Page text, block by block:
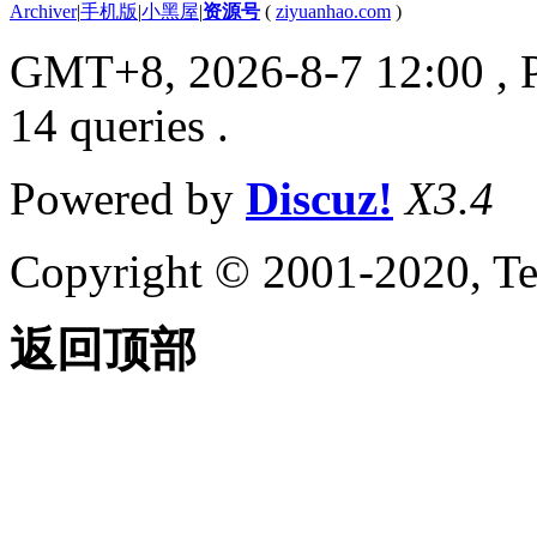
Archiver|手机版|小黑屋|资源号 ( ziyuanhao.com )
GMT+8, 2026-8-7 12:00 ,
14 queries .
Powered by Discuz! X3.4
Copyright © 2001-2020,
返回顶部